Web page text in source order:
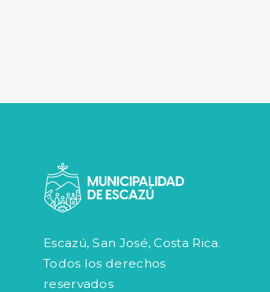
Escazú, San José, Costa Rica.
Todos los derechos
reservados